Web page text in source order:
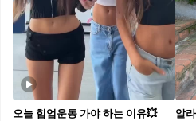
오늘 힙업운동 가야 하는 이유💥